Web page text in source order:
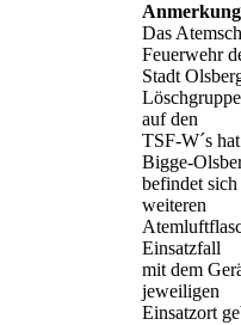
Das
Feuerwehr
Stadt
auf den
TSF-W´s
Bigge-
befindet
weiteren
Einsatzfall
mit dem
jeweiligen
Einsatzort